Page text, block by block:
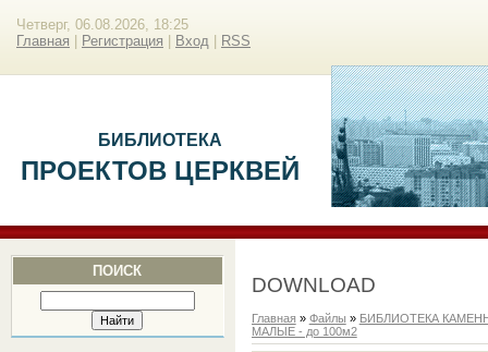
Четверг, 06.08.2026, 18:25
Главная
Регистрация Вход RSS
БИБЛИОТЕКА
ПРОЕКТОВ ЦЕРКВЕЙ
ПОИСК
DOWNLOAD
Главная » Файлы » БИБЛИОТЕКА
МАЛЫЕ - до 100м2